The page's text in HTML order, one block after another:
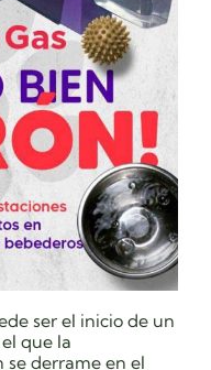
ser el inicio de un
que la
se derrame en el